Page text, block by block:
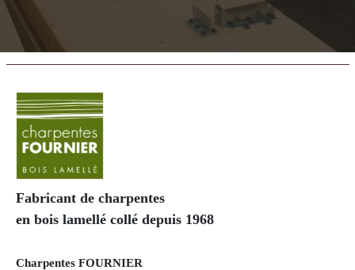
Fabricant de charpentes
en bois lamellé collé depuis 1968
Charpentes FOURNIER